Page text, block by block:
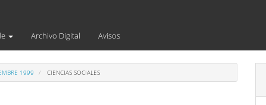
Archivo Digital Avisos
1999 CIENCIAS SOCIALES